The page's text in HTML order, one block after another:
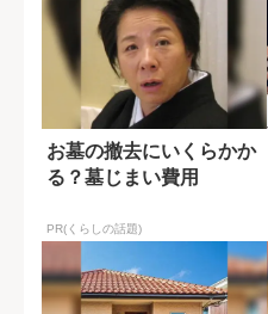
お墓の撤去にいくらかか
る？墓じまい費用
PR(くらしの話題)